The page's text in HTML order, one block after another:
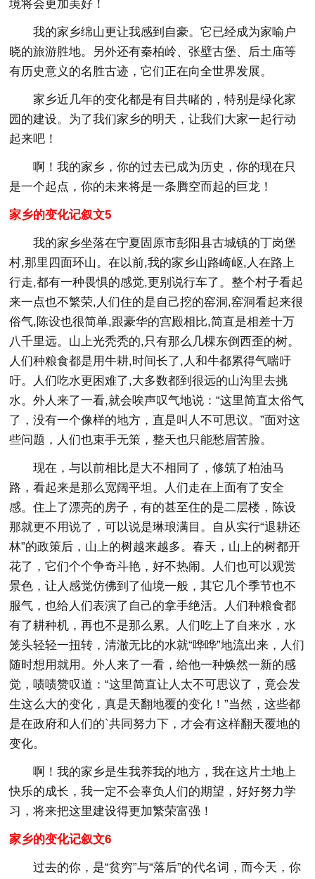
境将会更加美好！
我的家乡绵山更让我感到自豪。它已经成为家喻户
晓的旅游胜地。另外还有秦柏岭、张壁古堡、后土庙等
有历史意义的名胜古迹，它们正在向全世界发展。
家乡近几年的变化都是有目共睹的，特别是绿化家
园的建设。为了我们家乡的明天，让我们大家一起行动
起来吧！
啊！我的家乡，你的过去已成为历史，你的现在只
是一个起点，你的未来将是一条腾空而起的巨龙！
家乡的变化记叙文5
我的家乡坐落在宁夏固原市彭阳县古城镇的丁岗堡
村,那里四面环山。在以前,我的家乡山路崎岖,人在路上
行走,都有一种畏惧的感觉,更别说行车了。整个村子看起
来一点也不繁荣,人们住的是自己挖的窑洞,窑洞看起来很
俗气,陈设也很简单,跟豪华的宫殿相比,简直是相差十万
八千里远。山上光秃秃的,只有那么几棵东倒西歪的树。
人们种粮食都是用牛耕,时间长了,人和牛都累得气喘吁
吁。人们吃水更困难了,大多数都到很远的山沟里去挑
水。外人来了一看,就会唉声叹气地说：“这里简直太俗气
了，没有一个像样的地方，直是叫人不可思议。”面对这
些问题，人们也束手无策，整天也只能愁眉苦脸。
现在，与以前相比是大不相同了，修筑了柏油马
路，看起来是那么宽阔平坦。人们走在上面有了安全
感。住上了漂亮的房子，有的甚至住的是二层楼，陈设
那就更不用说了，可以说是琳琅满目。自从实行“退耕还
林”的政策后，山上的树越来越多。春天，山上的树都开
花了，它们个个争奇斗艳，好不热闹。人们也可以观赏
景色，让人感觉仿佛到了仙境一般，其它几个季节也不
服气，也给人们表演了自己的拿手绝活。人们种粮食都
有了耕种机，再也不是那么累。人们吃上了自来水，水
笼头轻轻一扭转，清澈无比的水就“哗哗”地流出来，人们
随时想用就用。外人来了一看，给他一种焕然一新的感
觉，啧啧赞叹道：“这里简直让人太不可思议了，竟会发
生这么大的变化，真是天翻地覆的变化！”当然，这些都
是在政府和人们的`共同努力下，才会有这样翻天覆地的
变化。
啊！我的家乡是生我养我的地方，我在这片土地上
快乐的成长，我一定不会辜负人们的期望，好好努力学
习，将来把这里建设得更加繁荣富强！
家乡的变化记叙文6
过去的你，是“贫穷”与“落后”的代名词，而今天，你